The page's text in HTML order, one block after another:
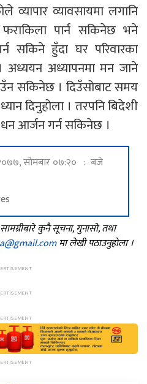
व्यापार व्यावसायमा लगानि
पार्न सकिनेछ भने
सकिने हुँदा घर परिवारका
अध्यापनमा मन जाने
सकिनेछ । दिउँसोबाट समय
दिनुहोला । तरपनि बिदेशी
आर्जन गर्न सकिनेछ ।
२०७७, सोमबार ०७:२० : बजे
कुनै सूचना, गुनासो, तथा
मा लेखी पठाउनुहोला ।